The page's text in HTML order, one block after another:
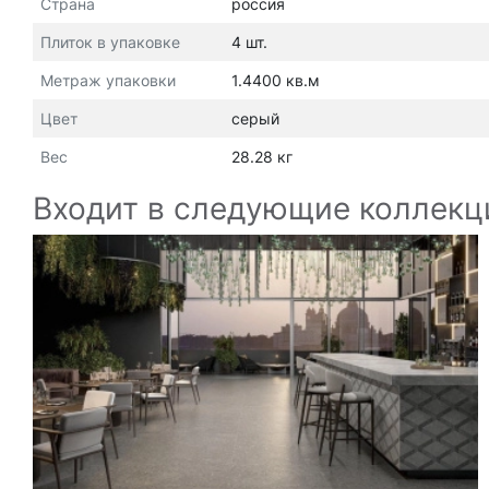
Страна россия
Плиток в упаковке 4 шт.
Метраж упаковки 1.4400 кв.м
Цвет серый
Вес 28.28 кг
Входит в следующие